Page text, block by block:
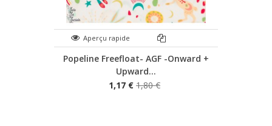
Aperçu rapide
Popeline Freefloat- AGF -Onward +
Upward...
1,17 € 1,80 €